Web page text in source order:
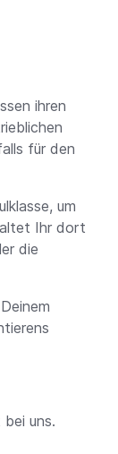
ihren
für den
um
Ihr dort
die
uns.